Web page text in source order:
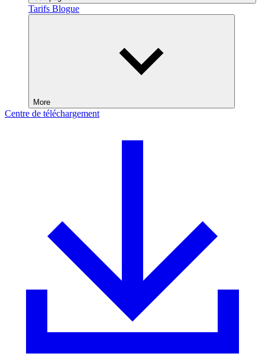
Tarifs Blogue
More
Centre de téléchargement